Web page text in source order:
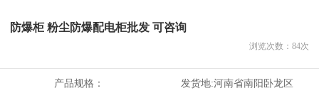
防爆柜 粉尘防爆配电柜批发 可咨询
浏览次数： 84次
产品规格： 发货地:河南省南阳卧龙区